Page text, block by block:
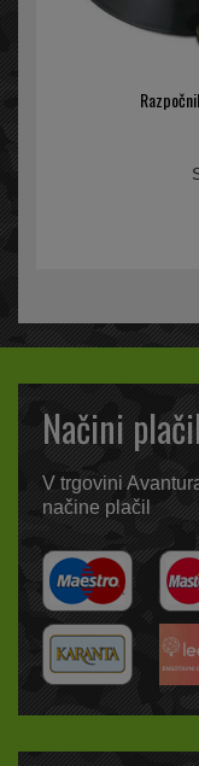
Načini
V trgovini
načine plačil